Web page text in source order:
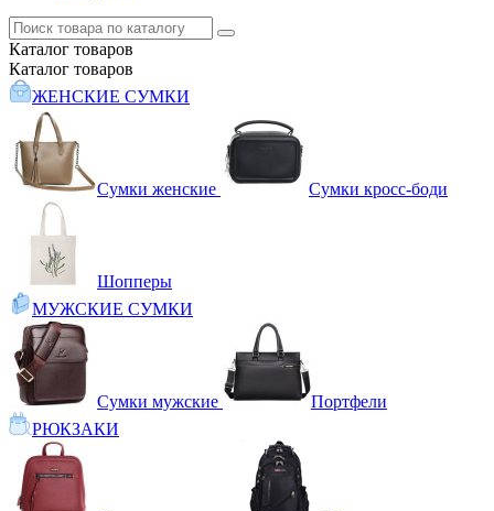
Каталог товаров
Каталог товаров
ЖЕНСКИЕ СУМКИ
Сумки женские Сумки кросс-боди
Шопперы
МУЖСКИЕ СУМКИ
Сумки мужские
Портфели
РЮКЗАКИ